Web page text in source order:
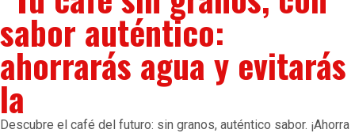
sabor auténtico:
ahorrarás agua y evitarás
la
Descubre el café del futuro: sin granos, auténtico sabor. ¡Ahorra